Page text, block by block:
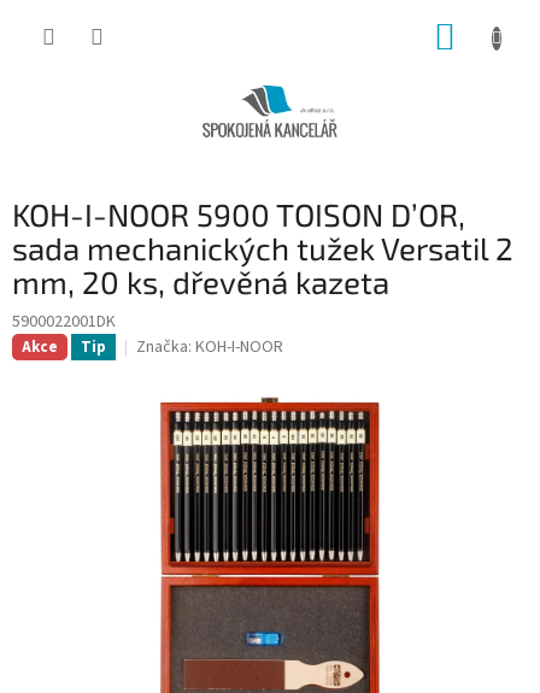
KOH-I-NOOR 5900 TOISON D’OR,
sada mechanických tužek Versatil 2
mm, 20 ks, dřevěná kazeta
5900022001DK
Akce Tip Značka: KOH-I-NOOR